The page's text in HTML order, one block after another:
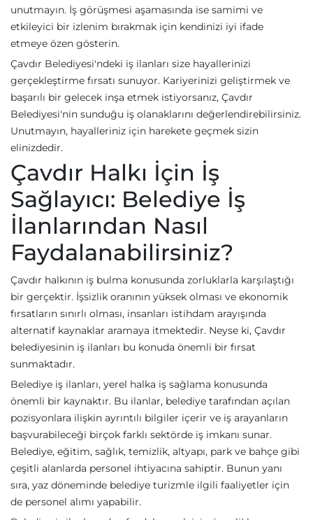
unutmayın. İş görüşmesi aşamasında ise samimi ve
etkileyici bir izlenim bırakmak için kendinizi iyi ifade
etmeye özen gösterin.
Çavdır Belediyesi'ndeki iş ilanları size hayallerinizi
gerçekleştirme fırsatı sunuyor. Kariyerinizi geliştirmek ve
başarılı bir gelecek inşa etmek istiyorsanız, Çavdır
Belediyesi'nin sunduğu iş olanaklarını değerlendirebilirsiniz.
Unutmayın, hayalleriniz için harekete geçmek sizin
elinizdedir.
Çavdır Halkı İçin İş
Sağlayıcı: Belediye İş
İlanlarından Nasıl
Faydalanabilirsiniz?
Çavdır halkının iş bulma konusunda zorluklarla karşılaştığı
bir gerçektir. İşsizlik oranının yüksek olması ve ekonomik
fırsatların sınırlı olması, insanları istihdam arayışında
alternatif kaynaklar aramaya itmektedir. Neyse ki, Çavdır
belediyesinin iş ilanları bu konuda önemli bir fırsat
sunmaktadır.
Belediye iş ilanları, yerel halka iş sağlama konusunda
önemli bir kaynaktır. Bu ilanlar, belediye tarafından açılan
pozisyonlara ilişkin ayrıntılı bilgiler içerir ve iş arayanların
başvurabileceği birçok farklı sektörde iş imkanı sunar.
Belediye, eğitim, sağlık, temizlik, altyapı, park ve bahçe gibi
çeşitli alanlarda personel ihtiyacına sahiptir. Bunun yanı
sıra, yaz döneminde belediye turizmle ilgili faaliyetler için
de personel alımı yapabilir.